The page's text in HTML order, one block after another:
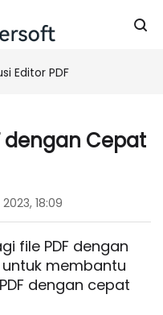
Editor PDF
dengan Cepat
18:09
file PDF dengan
membantu
dengan cepat